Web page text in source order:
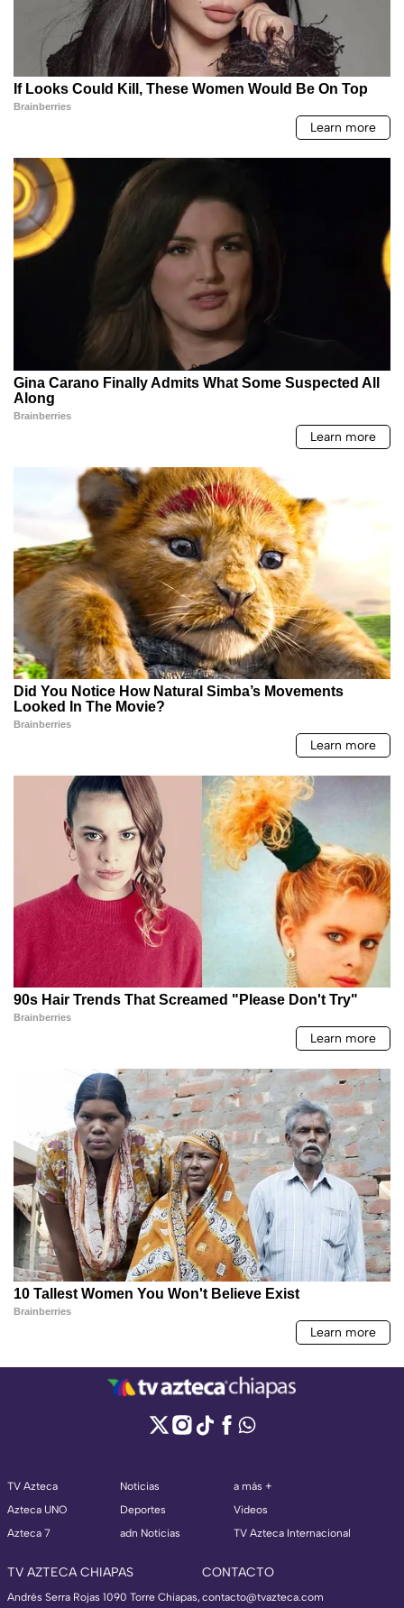
TV Azteca
Azteca UNO
Azteca 7
Noticias
Deportes
adn Noticias
a más +
Videos
TV Azteca Internacional
TV AZTECA CHIAPAS
Andrés Serra Rojas 1090 Torre Chiapas,
CONTACTO
contacto@tvazteca.com